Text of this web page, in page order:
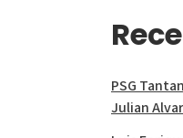
PSG
Julian